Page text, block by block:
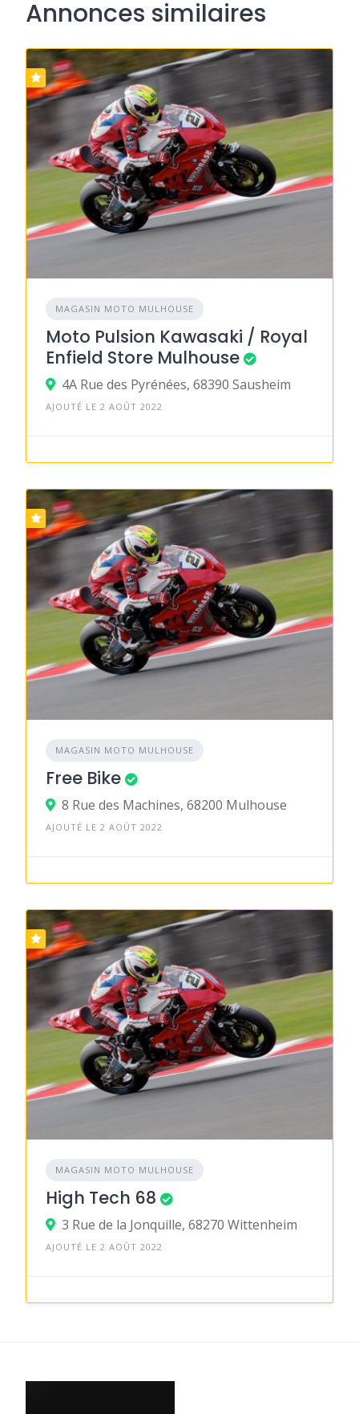
Annonces similaires
MAGASIN MOTO MULHOUSE
Moto Pulsion Kawasaki / Royal
Enfield Store Mulhouse
4A Rue des Pyrénées, 68390 Sausheim
AJOUTÉ LE 2 AOÛT 2022
MAGASIN MOTO MULHOUSE
Free Bike
8 Rue des Machines, 68200 Mulhouse
AJOUTÉ LE 2 AOÛT 2022
MAGASIN MOTO MULHOUSE
High Tech 68
3 Rue de la Jonquille, 68270 Wittenheim
AJOUTÉ LE 2 AOÛT 2022